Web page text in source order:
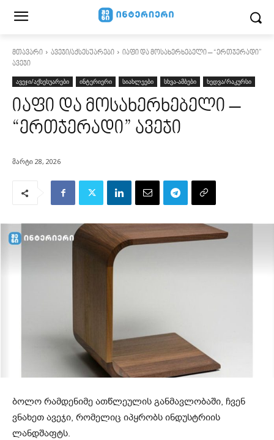
მთავარი ავეჯი/აქსესუარები
იაფი და მოსახერხებელი – “ერთჯერადი”
ავეჯი
ავეჯი/აქსესუარები ინტერიერი სიახლეები სხვა-ამბები ხედვა/რაკურსი
იაფი და მოსახერხებელი –
“ერთჯერადი” ავეჯი
მარტი 28, 2026
ბოლო რამდენიმე ათწლეულის განმავლობაში, ჩვენ
ვნახეთ ავეჯი, რომელიც იპყრობს ინდუსტრიის
ლანდშაფტს.